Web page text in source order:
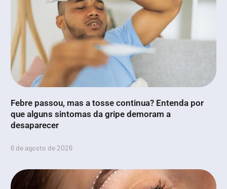
Febre passou, mas a tosse continua? Entenda por
que alguns sintomas da gripe demoram a
desaparecer
6 de agosto de 2026